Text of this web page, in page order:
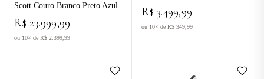
Scott Couro Branco Preto Azul
R$ 23.999,99
ou 10× de R$ 2.399,99
R$ 3.499,99
ou 10× de R$ 349,99